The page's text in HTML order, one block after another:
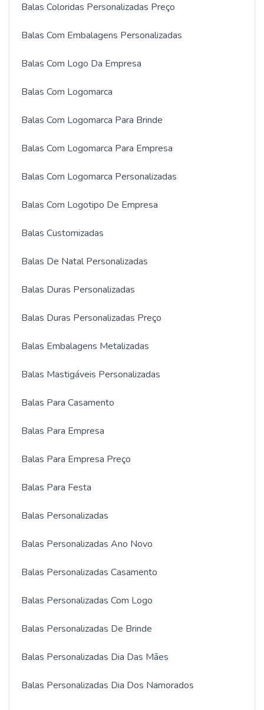
Balas Coloridas Personalizadas Preço
Balas Com Embalagens Personalizadas
Balas Com Logo Da Empresa
Balas Com Logomarca
Balas Com Logomarca Para Brinde
Balas Com Logomarca Para Empresa
Balas Com Logomarca Personalizadas
Balas Com Logotipo De Empresa
Balas Customizadas
Balas De Natal Personalizadas
Balas Duras Personalizadas
Balas Duras Personalizadas Preço
Balas Embalagens Metalizadas
Balas Mastigáveis Personalizadas
Balas Para Casamento
Balas Para Empresa
Balas Para Empresa Preço
Balas Para Festa
Balas Personalizadas
Balas Personalizadas Ano Novo
Balas Personalizadas Casamento
Balas Personalizadas Com Logo
Balas Personalizadas De Brinde
Balas Personalizadas Dia Das Mães
Balas Personalizadas Dia Dos Namorados